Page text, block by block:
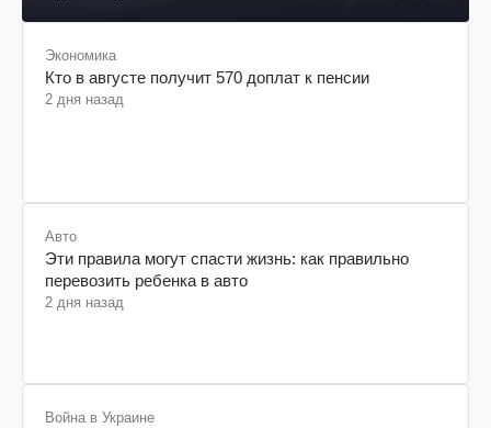
Экономика
Кто в августе получит 570 доплат к пенсии
2 дня назад
Авто
Эти правила могут спасти жизнь: как правильно
перевозить ребенка в авто
2 дня назад
Война в Украине